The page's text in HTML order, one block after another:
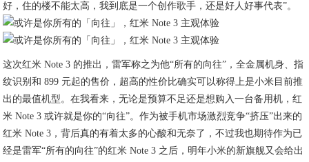
好，住的楼不能太高，我到底是一个创作歌手，还是好人好事代表”。
这次红米 Note 3 的推出，雷军称之为他“所有的向往”，全金属机身、指
纹识别和 899 元起的售价，超高的性价比确实可以称得上是小米目前推
出的最值机型。在我看来，无论是预算不足还是想购入一台备用机，红
米 Note 3 或许就是你的“向往”。作为被手机市场激烈竞争“挤压”出来的
红米 Note 3，背后真的有着太多的心酸和无奈了，不过我也期待作为已
经是雷军“所有的向往”的红米 Note 3 之后，明年小米的新旗舰又会给出